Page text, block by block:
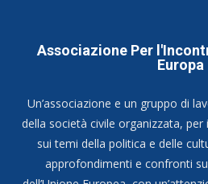
Associazione Per
Europa
Un’associazione e un gruppo di
della società civile organizzata,
sui temi della politica e delle
approfondimenti e confronti